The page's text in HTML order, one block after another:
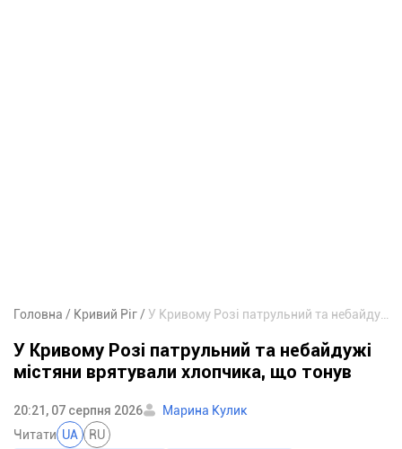
Головна Кривий Ріг
У Кривому Розі патрульний та небайдужі
містяни врятували хлопчика, що тонув
20:21, 07 серпня 2026
Марина Кулик
Читати UA RU